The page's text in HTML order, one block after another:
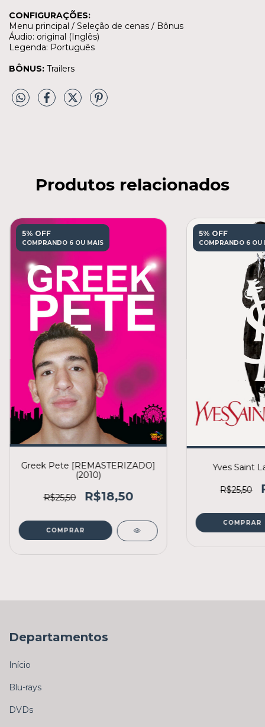
CONFIGURAÇÕES:
Menu principal / Seleção de cenas / Bônus
Áudio: original (Inglês)
Legenda: Português
BÔNUS: Trailers
Produtos relacionados
5% OFF
COMPRANDO 6 OU MAIS
Greek Pete [REMASTERIZADO]
(2010)
R$25,50 R$18,50
COMPRAR
5% OFF
COMPRANDO 6 OU
Yves Saint
R$25,50
COMPRAR
Departamentos
Início
Blu-rays
DVDs